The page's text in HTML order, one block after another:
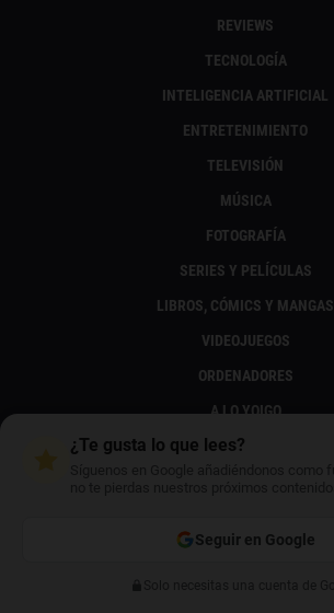
REVIEWS
TECNOLOGÍA
INTELIGENCIA ARTIFICIAL
ENTRETENIMIENTO
TELEVISIÓN
MÚSICA
FOTOGRAFÍA
SERIES Y PELÍCULAS
LIBROS, CÓMICS Y MANGAS
VIDEOJUEGOS
ORDENADORES
A LO YOIGO
TRUCOS
TÉRMINOS
¿Te gusta lo que lees?
Seguir en Google